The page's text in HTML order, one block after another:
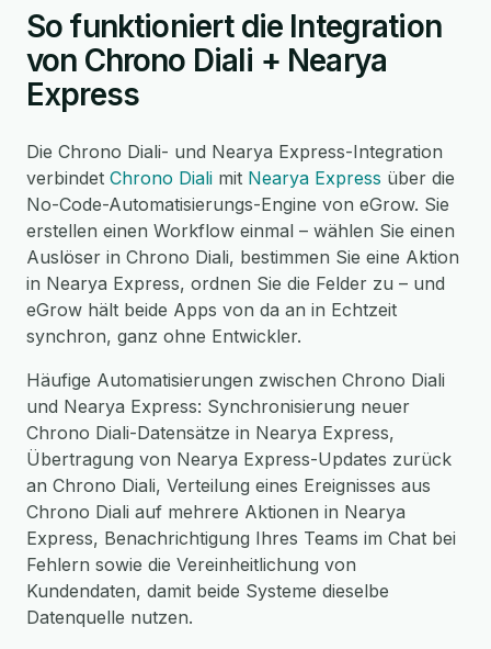
So funktioniert die Integration
von Chrono Diali + Nearya
Express
Die Chrono Diali- und Nearya Express-Integration
verbindet Chrono Diali mit Nearya Express über die
No-Code-Automatisierungs-Engine von eGrow. Sie
erstellen einen Workflow einmal – wählen Sie einen
Auslöser in Chrono Diali, bestimmen Sie eine Aktion
in Nearya Express, ordnen Sie die Felder zu – und
eGrow hält beide Apps von da an in Echtzeit
synchron, ganz ohne Entwickler.
Häufige Automatisierungen zwischen Chrono Diali
und Nearya Express: Synchronisierung neuer
Chrono Diali-Datensätze in Nearya Express,
Übertragung von Nearya Express-Updates zurück
an Chrono Diali, Verteilung eines Ereignisses aus
Chrono Diali auf mehrere Aktionen in Nearya
Express, Benachrichtigung Ihres Teams im Chat bei
Fehlern sowie die Vereinheitlichung von
Kundendaten, damit beide Systeme dieselbe
Datenquelle nutzen.